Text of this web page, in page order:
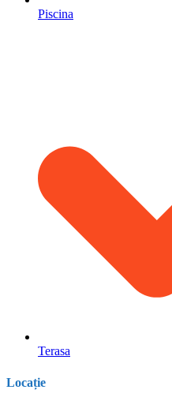
Piscina
Terasa
Locație